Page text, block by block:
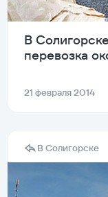
В
перевозка
21 февраля 2014
В Солигорске